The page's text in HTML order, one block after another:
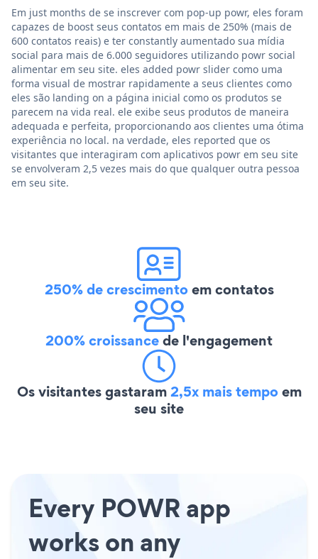
Em just months de se inscrever com pop-up powr, eles foram
capazes de boost seus contatos em mais de 250% (mais de
600 contatos reais) e ter constantly aumentado sua mídia
social para mais de 6.000 seguidores utilizando powr social
alimentar em seu site. eles added powr slider como uma
forma visual de mostrar rapidamente a seus clientes como
eles são landing on a página inicial como os produtos se
parecem na vida real. ele exibe seus produtos de maneira
adequada e perfeita, proporcionando aos clientes uma ótima
experiência no local. na verdade, eles reported que os
visitantes que interagiram com aplicativos powr em seu site
se envolveram 2,5 vezes mais do que qualquer outra pessoa
em seu site.
250% de crescimentoem contatos
200% croissancede l'engagement
Os visitantes gastaram2,5x mais tempoem
seu site
Every POWR app
works on any